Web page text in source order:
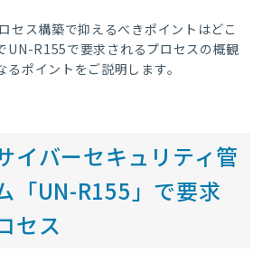
セス構築で抑えるべきポイントはどこ
UN-R155で要求されるプロセスの概観
るポイントをご説明します。
イバーセキュリティ管
「UN-R155」で要求
セス